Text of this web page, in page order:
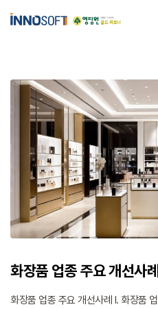
links
화장품 업종 주요 개선사례
화장품 업종 주요 개선사례 Ⅰ. 화장품